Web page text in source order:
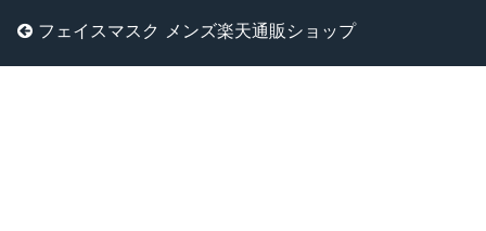
フェイスマスク メンズ楽天通販ショップ